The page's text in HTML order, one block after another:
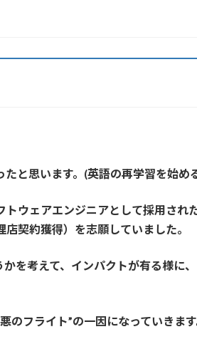
と思います。(英語の再学習を始
ウェアエンジニアとして採用され
契約獲得）を志願していました。
を考えて、インパクトが有る様に
のフライト”の一因になっていきま